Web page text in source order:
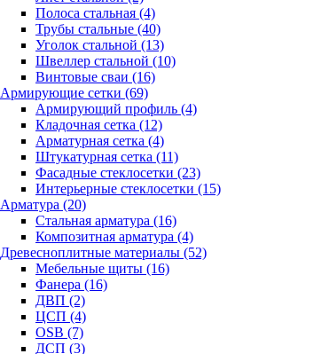
Полоса стальная (4)
Трубы стальные (40)
Уголок стальной (13)
Швеллер стальной (10)
Винтовые сваи (16)
Армирующие сетки (69)
Армирующий профиль (4)
Кладочная сетка (12)
Арматурная сетка (4)
Штукатурная сетка (11)
Фасадные стеклосетки (23)
Интерьерные стеклосетки (15)
Арматура (20)
Стальная арматура (16)
Композитная арматура (4)
Древесноплитные материалы (52)
Мебельные щиты (16)
Фанера (16)
ДВП (2)
ЦСП (4)
OSB (7)
ДСП (3)